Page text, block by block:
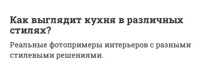
Как выглядит кухня в различных
стилях?
Реальные фотопримеры интерьеров с разными
стилевыми решениями.